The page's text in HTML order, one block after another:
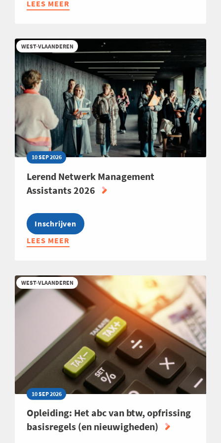
LEES MEER
ABOUT
QUALITY
2026
WEST-VLAANDEREN
10 SEP 2026
Lerend Netwerk Management
Assistants 2026
Inschrijven
LEES MEER
ABOUT
MANAGEMENT
ASSISTANTS
WEST-VLAANDEREN
10 SEP 2026
Opleiding: Het abc van btw, opfrissing
basisregels (en nieuwigheden)